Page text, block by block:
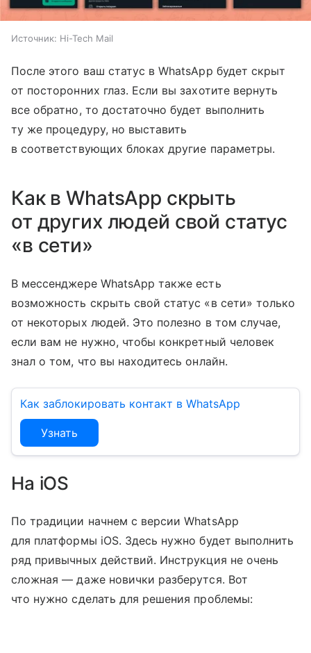
Источник: Hi-Tech Mail
После этого ваш статус в WhatsApp будет скрыт
от посторонних глаз. Если вы захотите вернуть
все обратно, то достаточно будет выполнить
ту же процедуру, но выставить
в соответствующих блоках другие параметры.
Как в WhatsApp скрыть
от других людей свой статус
«в сети»
В мессенджере WhatsApp также есть
возможность скрыть свой статус «в сети» только
от некоторых людей. Это полезно в том случае,
если вам не нужно, чтобы конкретный человек
знал о том, что вы находитесь онлайн.
Как заблокировать контакт в WhatsApp
Узнать
На iOS
По традиции начнем с версии WhatsApp
для платформы iOS. Здесь нужно будет выполнить
ряд привычных действий. Инструкция не очень
сложная — даже новички разберутся. Вот
что нужно сделать для решения проблемы: